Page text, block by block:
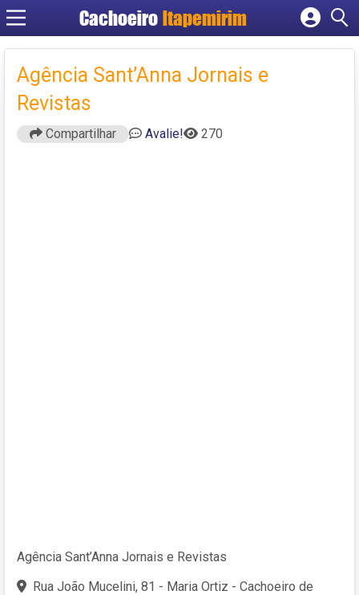
Cachoeiro Itapemirim
Cadastrar empresa
Criar conta
Agência Sant’Anna Jornais e
Revistas
Compartilhar Avalie! 270
Agência Sant’Anna Jornais e Revistas
Rua João Mucelini, 81 - Maria Ortiz - Cachoeiro de